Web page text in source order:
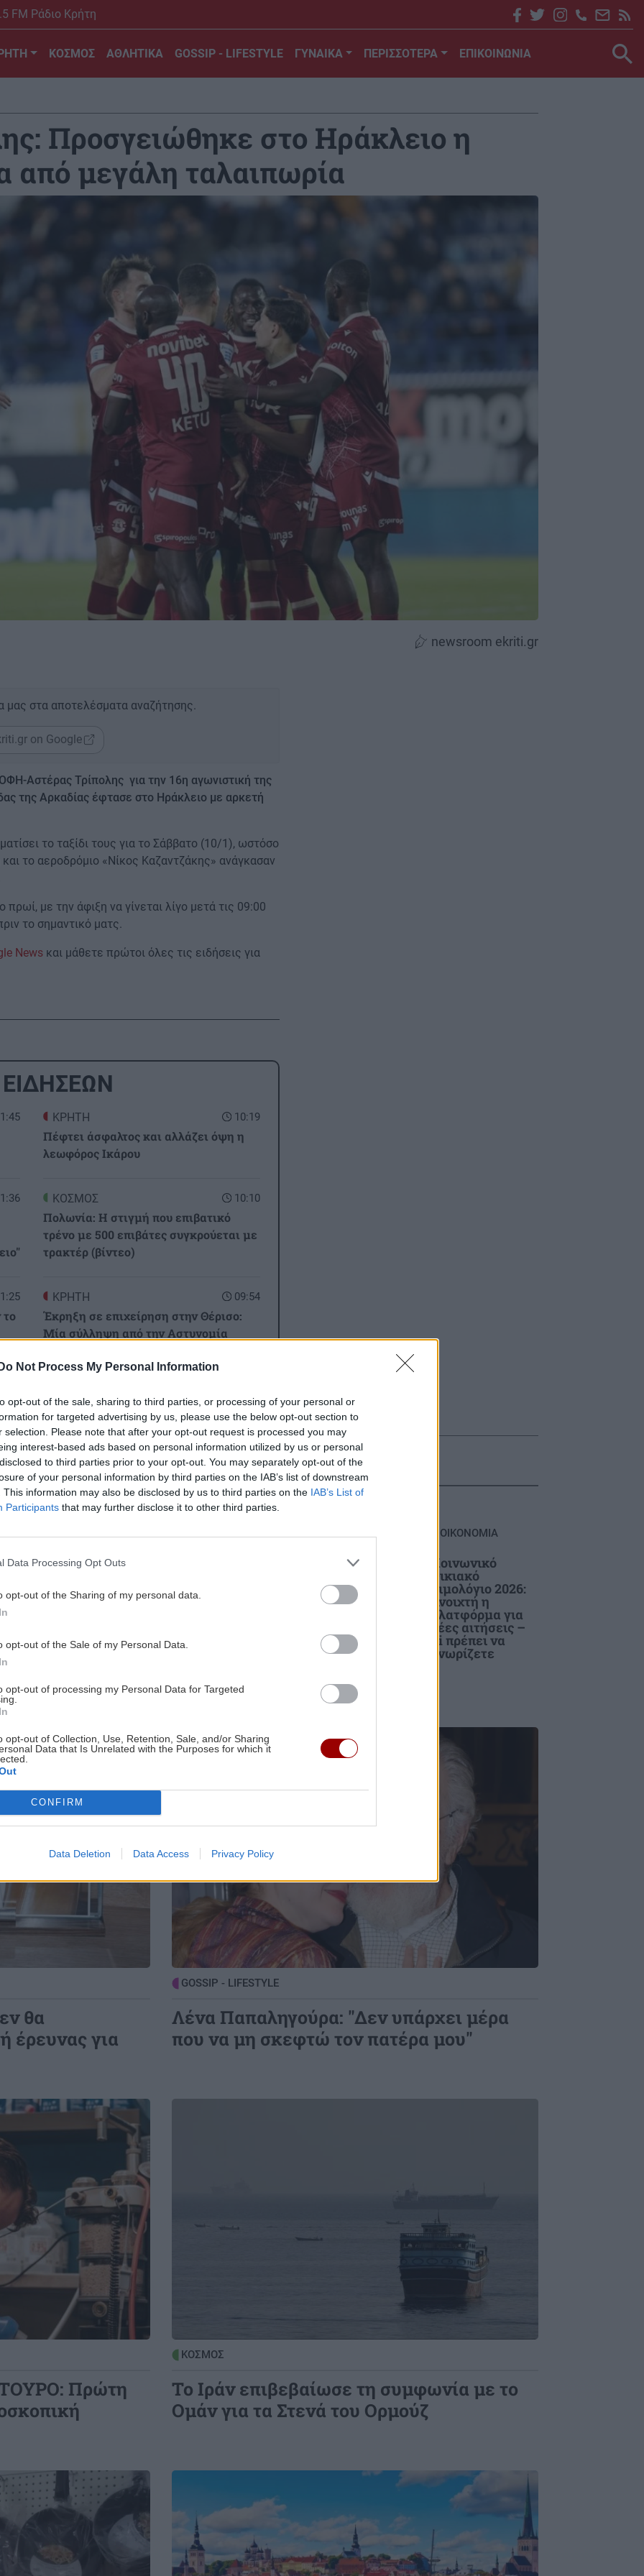
Do Not Process My Personal Information
opt-out of the sale, sharing to third parties, or processing of your personal or
for targeted advertising by us, please use the below opt-out section to
selection. Please note that after your opt-out request is processed you may
interest-based ads based on personal information utilized by us or personal
to third parties prior to your opt-out. You may separately opt-out of the
of your personal information by third parties on the IAB’s list of downstream
This information may also be disclosed by us to third parties on the IAB’s List of
Participants that may further disclose it to other third parties.
Data Processing Opt Outs
opt-out of the Sharing of my personal data.
opt-out of the Sale of my Personal Data.
opt-out of processing my Personal Data for Targeted
opt-out of Collection, Use, Retention, Sale, and/or Sharing
Data that Is Unrelated with the Purposes for which it
CONFIRM
Data Deletion Data Access Privacy Policy
FM Ράδιο Κρήτη
ΚΟΣΜΟΣ ΑΘΛΗΤΙΚΑ GOSSIP - LIFESTYLE ΓΥΝΑΙΚΑ ΠΕΡΙΣΣΟΤΕΡΑ ΕΠΙΚΟΙΝΩΝΙΑ
Προσγειώθηκε στο Ηράκλειο η
από μεγάλη ταλαιπωρία
newsroom ekriti.gr
μας στα αποτελέσματα αναζήτησης.
on Google
Αστέρας Τρίπολης για την 16η αγωνιστική της
της Αρκαδίας έφτασε στο Ηράκλειο με αρκετή
το ταξίδι τους για το Σάββατο (10/1), ωστόσο
το αεροδρόμιο «Νίκος Καζαντζάκης» ανάγκασαν
με την άφιξη να γίνεται λίγο μετά τις 09:00
το σημαντικό ματς.
News και μάθετε πρώτοι όλες τις ειδήσεις για
10:19
ΚΡΗΤΗ
Πέφτει άσφαλτος και αλλάζει όψη η
λεωφόρος Ικάρου
10:10
ΚΟΣΜΟΣ
Πολωνία: Η στιγμή που επιβατικό
τρένο με 500 επιβάτες συγκρούεται με
τρακτέρ (βίντεο)
09:54
ΚΡΗΤΗ
Έκρηξη σε επιχείρηση στην Θέρισο:
Μία σύλληψη από την Αστυνομία
Δήμος Βιάννου: Οι ώρες και οι μέρες
λειτουργίας του γραφείου
Δακοκτονίας
09:36
ΚΟΣΜΟΣ
Ακρίδες σκέπασαν τον ουρανό στη
Ρωσία: «Μοιάζει με μια από τις δέκα
Σητεία: Σε ύφεση η μεγάλη πυρκαγιά -
μέσα σε λίγες ώρες...
09:09
ΚΡΗΤΗ
Αμμουδάρα: Τα γενέθλια που έγιναν
για τον 21χρονο Νικήτα
Influencer εκτελέστηκε «σε ζωντανή
09:00
Το σόι σου: Τι αλλάζει τη νέα σεζόν;
Αφέντης
βυζαντινή ρίζα
πίσω από μια
παρεξήγηση - Το
τουρκικό
νερό: Η εισβολή
κενά ασφαλείας
ΟΙΚΟΝΟΜΙΑ
Κοινωνικό
Οικιακό
Τιμολόγιο 2026:
Ανοιχτή η
πλατφόρμα για
νέες αιτήσεις –
Ti πρέπει να
γνωρίζετε
θα
έρευνας για
Image
GOSSIP - LIFESTYLE
Λένα Παπαληγούρα: "Δεν υπάρχει μέρα
που να μη σκεφτώ τον πατέρα μου"
Πρώτη
ΚΟΣΜΟΣ
Το Ιράν επιβεβαίωσε τη συμφωνία με το
Ομάν για τα Στενά του Ορμούζ